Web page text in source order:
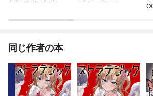
同じ作者の本